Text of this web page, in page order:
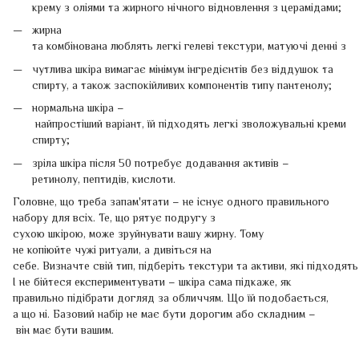
крему з оліями та жирного нічного відновлення з церамідами;
жирна
та комбінована люблять легкі гелеві текстури, матуючі денні
чутлива шкіра вимагає мінімум інгредієнтів без віддушок та
спирту, а також заспокійливих компонентів типу пантенолу;
нормальна шкіра –
найпростіший варіант, їй підходять легкі зволожувальні
спирту;
зріла шкіра після 50 потребує додавання активів –
ретинолу, пептидів, кислоти.
Головне, що треба запам'ятати – не існує одного правильного
набору для всіх. Те, що рятує подругу з
сухою шкірою, може зруйнувати вашу жирну. Тому
не копіюйте чужі ритуали, а дивіться на
себе. Визначте свій тип, підберіть текстури та активи, які
І не бійтеся експериментувати – шкіра сама підкаже, як
правильно підібрати догляд за обличчям. Що їй подобається,
а що ні. Базовий набір не має бути дорогим або складним –
він має бути вашим.